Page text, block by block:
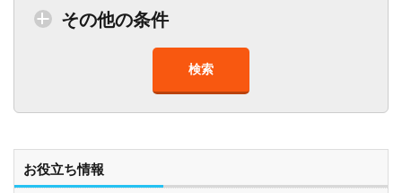
その他の条件
車椅子対応
検索
お役立ち情報